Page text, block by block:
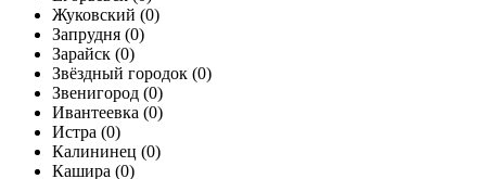
Жуковский (0)
Запрудня (0)
Зарайск (0)
Звёздный городок (0)
Звенигород (0)
Ивантеевка (0)
Истра (0)
Калининец (0)
Кашира (0)